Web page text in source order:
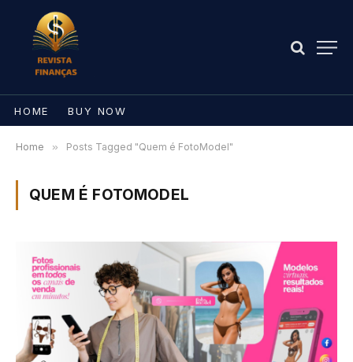
HOME BUY NOW
Home » Posts Tagged "Quem é FotoModel"
QUEM É FOTOMODEL